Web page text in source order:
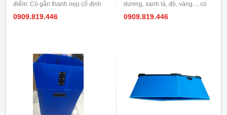
điểm: Có gắn thanh nẹp cố định
giúp thùng cứng cáp hơn, chống
0909.819.446
dương, xanh lá, đỏ, vàng..., có
thể đặt theo yêu cầu. Công
0909.819.446